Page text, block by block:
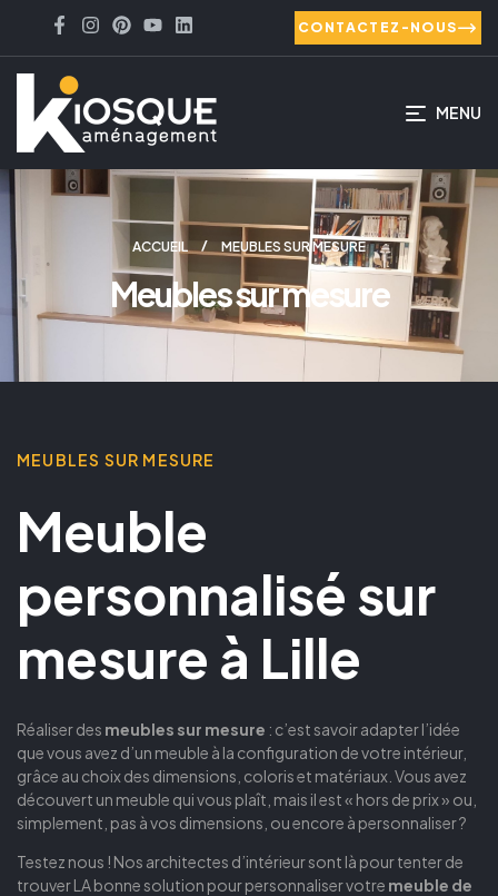
CONTACTEZ-NOUS
MENU
ACCUEIL MEUBLES SUR MESURE
Meubles sur mesure
MEUBLES SUR MESURE
Meuble
personnalisé sur
mesure à Lille
Réaliser des meubles sur mesure : c’est savoir adapter l’idée
que vous avez d’un meuble à la configuration de votre intérieur,
grâce au choix des dimensions, coloris et matériaux. Vous avez
découvert un meuble qui vous plaît, mais il est « hors de prix » ou,
simplement, pas à vos dimensions, ou encore à personnaliser ?
Testez nous ! Nos architectes d’intérieur sont là pour tenter de
trouver LA bonne solution pour personnaliser votre meuble de